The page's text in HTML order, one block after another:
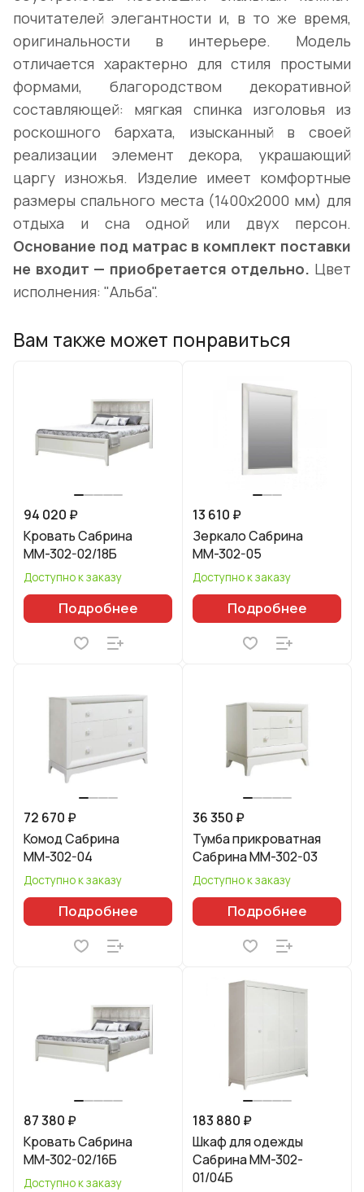
почитателей элегантности и, в то же время,
оригинальности в интерьере. Модель
отличается характерно для стиля простыми
формами, благородством декоративной
составляющей: мягкая спинка изголовья из
роскошного бархата, изысканный в своей
реализации элемент декора, украшающий
царгу изножья. Изделие имеет комфортные
размеры спального места (1400х2000 мм) для
отдыха и сна одной или двух персон.
Основание под матрас в комплект поставки
не входит — приобретается отдельно. Цвет
исполнения: "Альба".
Вам также может понравиться
94 020 ₽
Кровать Сабрина
ММ-302-02/18Б
Доступно к заказу
Подробнее
13 610 ₽
Зеркало Сабрина
ММ-302-05
Доступно к заказу
Подробнее
72 670 ₽
Комод Сабрина
ММ-302-04
Доступно к заказу
Подробнее
36 350 ₽
Тумба прикроватная
Сабрина ММ-302-03
Доступно к заказу
Подробнее
87 380 ₽
Кровать Сабрина
ММ-302-02/16Б
Доступно к заказу
183 880 ₽
Шкаф для одежды
Сабрина ММ-302-
01/04Б